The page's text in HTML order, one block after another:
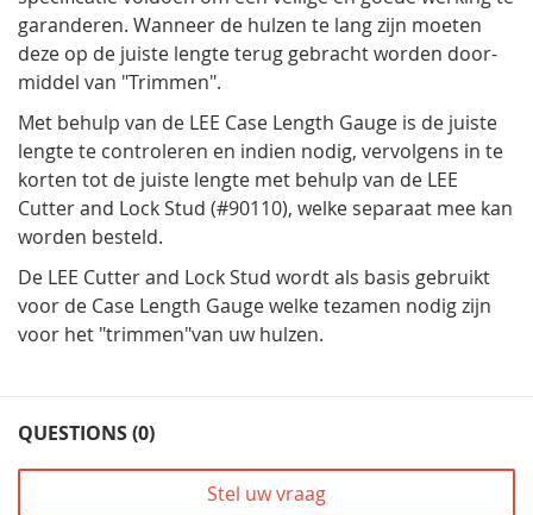
garanderen. Wanneer de hulzen te lang zijn moeten
deze op de juiste lengte terug gebracht worden door-
middel van "Trimmen".
Met behulp van de LEE Case Length Gauge is de juiste
lengte te controleren en indien nodig, vervolgens in te
korten tot de juiste lengte met behulp van de LEE
Cutter and Lock Stud (#90110), welke separaat mee kan
worden besteld.
De LEE Cutter and Lock Stud wordt als basis gebruikt
voor de Case Length Gauge welke tezamen nodig zijn
voor het "trimmen"van uw hulzen.
QUESTIONS (0)
Stel uw vraag